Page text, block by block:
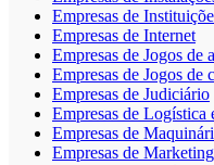
Empresas de
Empresas de Internet
Empresas de Jogos de
Empresas de Jogos de
Empresas de Judiciário
Empresas de Logística
Empresas de
Empresas de